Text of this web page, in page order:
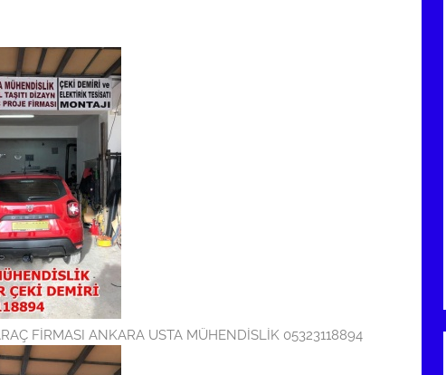
FİRMASI ANKARA USTA MÜHENDİSLİK 05323118894